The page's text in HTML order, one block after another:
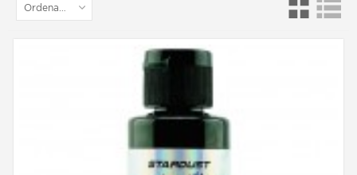
Ordenar por